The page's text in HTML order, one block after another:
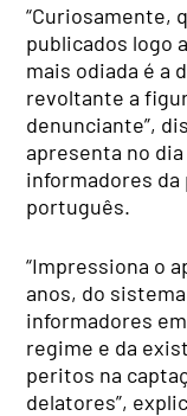
“Curiosamente,
publicados logo
mais odiada é a
revoltante a
denunciante”,
apresenta no
informadores
português.
“Impressiona o
anos, do
informadores
regime e da
peritos na
delatores”,